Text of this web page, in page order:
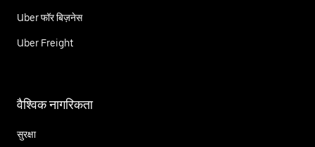
Uber फॉर बिज़नेस
Uber Freight
वैश्विक नागरिकता
सुरक्षा